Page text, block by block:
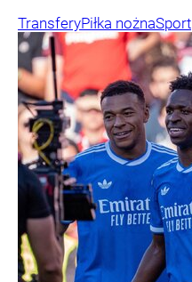
TransferyPiłka nożnaSport